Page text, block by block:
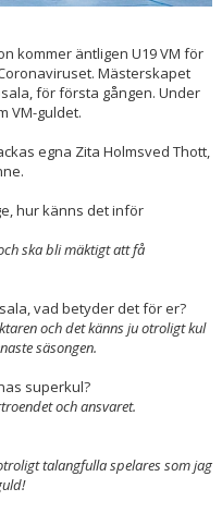
kommer äntligen U19 VM för
Mästerskapet
för första gången. Under
VM-guldet.
egna Zita Holmsved Thott,
hur känns det inför
ska bli mäktigt att få
vad betyder det för er?
och det känns ju otroligt kul
säsongen.
superkul?
och ansvaret.
talangfulla spelares som jag